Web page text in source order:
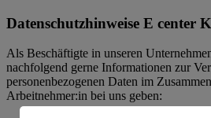
Datenschutzhinweise E center
Als Beschäftigte in unseren
nachfolgend gerne Informationen zur
personenbezogenen Daten im
Arbeitnehmer:in bei uns geben: